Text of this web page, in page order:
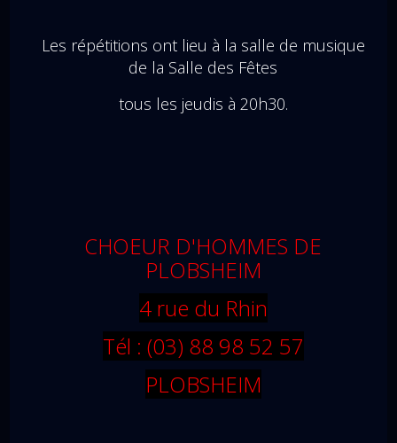
Les répétitions ont lieu à la salle de musique
de la Salle des Fêtes
tous les jeudis à 20h30.
CHOEUR D'HOMMES DE
PLOBSHEIM
4 rue du Rhin
Tél : (03) 88 98 52 57
PLOBSHEIM